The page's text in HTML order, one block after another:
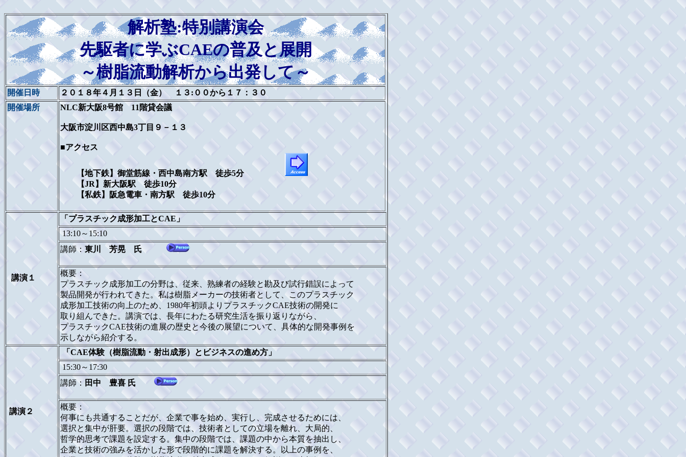
解析塾:特別講演会
先駆者に学ぶCAEの普及と展開
～樹脂流動解析から出発して～
開催日時
２０１８年４月１３日（金） １３:００から１７：３０
開催場所
NLC新大阪8号館 11階貸会議
大阪市淀川区西中島3丁目９－１３
■アクセス
【地下鉄】御堂筋線・西中島南方駅 徒歩5分
【JR】新大阪駅 徒歩10分
【私鉄】阪急電車・南方駅 徒歩10分
講演１
「プラスチック成形加工とCAE」
13:10～15:10
講師： 東川 芳晃 氏
概要：
プラスチック成形加工の分野は、従来、熟練者の経験と勘及び試行錯誤によって
製品開発が行われてきた。私は樹脂メーカーの技術者として、このプラスチック
成形加工技術の向上のため、1980年初頭よりプラスチックCAE技術の開発に
取り組んできた。講演では、長年にわたる研究生活を振り返りながら、
プラスチックCAE技術の進展の歴史と今後の展望について、具体的な開発事例を
示しながら紹介する。
講演２
「CAE体験（樹脂流動・射出成形）とビジネスの進め方」
15:30～17:30
講師： 田中 豊喜 氏
概要：
何事にも共通することだが、企業で事を始め、実行し、完成させるためには、
選択と集中が肝要。選択の段階では、技術者としての立場を離れ、大局的、
哲学的思考で課題を設定する。集中の段階では、課題の中から本質を抽出し、
企業と技術の強みを活かした形で段階的に課題を解決する。以上の事例を、